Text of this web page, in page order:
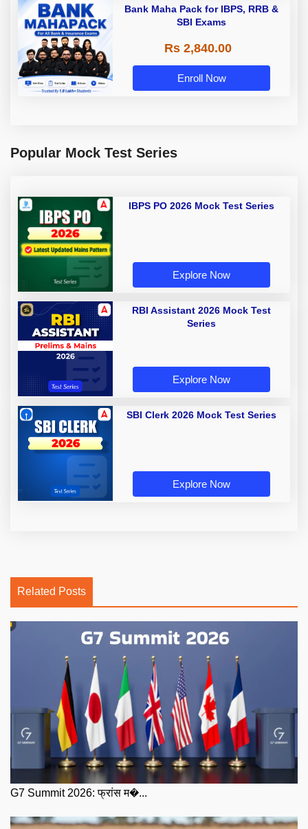
Bank Maha Pack for IBPS, RRB &
SBI Exams
Rs 2,840.00
Enroll Now
Popular Mock Test Series
IBPS PO 2026 Mock Test Series
Explore Now
RBI Assistant 2026 Mock Test
Series
Explore Now
SBI Clerk 2026 Mock Test Series
Explore Now
Related Posts
G7 Summit 2026: फ्रांस म�...